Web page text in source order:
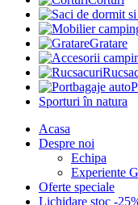
Gratare
Sporturi în natura
Acasa
Despre noi
Echipa
Experiente
Oferte speciale
Lichidare stoc -